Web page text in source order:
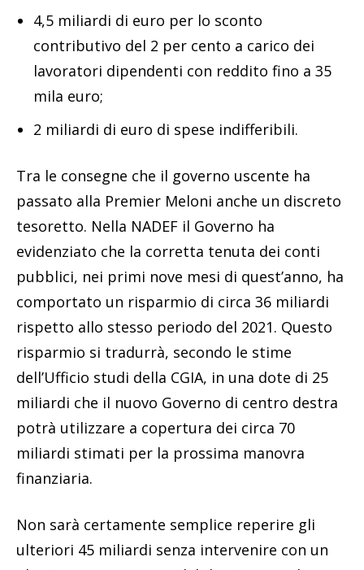
4,5 miliardi di euro per lo sconto
contributivo del 2 per cento a carico dei
lavoratori dipendenti con reddito fino a 35
mila euro;
2 miliardi di euro di spese indifferibili.
Tra le consegne che il governo uscente ha
passato alla Premier Meloni anche un discreto
tesoretto. Nella NADEF il Governo ha
evidenziato che la corretta tenuta dei conti
pubblici, nei primi nove mesi di quest’anno, ha
comportato un risparmio di circa 36 miliardi
rispetto allo stesso periodo del 2021. Questo
risparmio si tradurrà, secondo le stime
dell’Ufficio studi della CGIA, in una dote di 25
miliardi che il nuovo Governo di centro destra
potrà utilizzare a copertura dei circa 70
miliardi stimati per la prossima manovra
finanziaria.
Non sarà certamente semplice reperire gli
ulteriori 45 miliardi senza intervenire con un